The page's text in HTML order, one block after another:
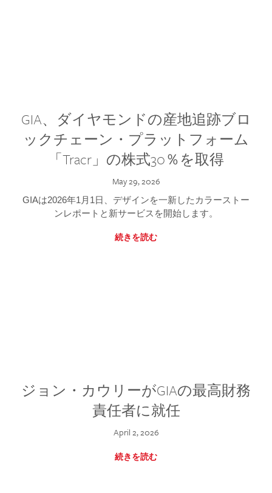
GIA、ダイヤモンドの産地追跡ブロ
ックチェーン・プラットフォーム
「Tracr」の株式30％を取得
May 29, 2026
GIAは2026年1月1日、デザインを一新したカラーストー
ンレポートと新サービスを開始します。
続きを読む
ジョン・カウリーがGIAの最高財務
責任者に就任
April 2, 2026
続きを読む